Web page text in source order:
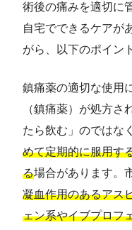
術後の痛みを適切に
自宅でできるケアが
がら、以下のポイン
鎮痛薬の適切な使用
（鎮痛薬）が処方さ
たら飲む」のではな
めて定期的に服用す
る場合があります。
凝血作用のあるアス
ェン系やイブプロフ